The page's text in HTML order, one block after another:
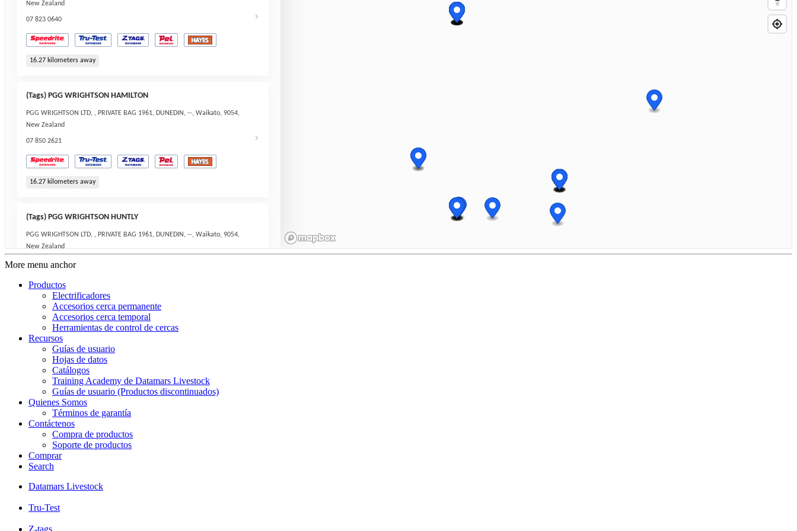
New Zealand
07 823 0640
16.27 kilometers away
(Tags) PGG WRIGHTSON HAMILTON
PGG WRIGHTSON LTD, , PRIVATE BAG 1961, DUNEDIN, --, Waikato, 9054,
New Zealand
07 850 2621
16.27 kilometers away
(Tags) PGG WRIGHTSON HUNTLY
PGG WRIGHTSON LTD, , PRIVATE BAG 1961, DUNEDIN, --, Waikato, 9054,
New Zealand
07 828 0960
16.27 kilometers away
(Tags) PGG WRIGHTSON MATAMATA
PGG WRIGHTSON LTD, , PRIVATE BAG 1961, DUNEDIN, --, Waikato, 9054,
New Zealand
07 888 4577
16.27kilometers away
(Tags) PGG WRIGHTSON MORRINSVILLE
New Zealand
07 889 0160
More menu anchor
Productos
Electrificadores
Accesorios cerca permanente
Accesorios cerca temporal
Herramientas de control de cercas
Recursos
Guías de usuario
Hojas de datos
Catálogos
Training Academy de Datamars Livestock
Guías de usuario (Productos discontinuados)
Quienes Somos
Términos de garantía
Contáctenos
Compra de productos
Soporte de productos
Comprar
Search
Datamars Livestock
Tru-Test